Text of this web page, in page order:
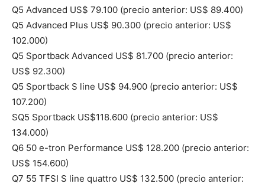
Q5 Advanced US$ 79.100 (precio anterior: US$ 89.400)
Q5 Advanced Plus US$ 90.300 (precio anterior: US$
102.000)
Q5 Sportback Advanced US$ 81.700 (precio anterior:
US$ 92.300)
Q5 Sportback S line US$ 94.900 (precio anterior: US$
107.200)
SQ5 Sportback US$118.600 (precio anterior: US$
134.000)
Q6 50 e-tron Performance US$ 128.200 (precio anterior:
US$ 154.600)
Q7 55 TFSI S line quattro US$ 132.500 (precio anterior: